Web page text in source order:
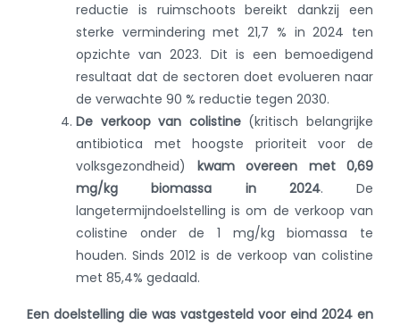
reductie is ruimschoots bereikt dankzij een
sterke vermindering met 21,7 % in 2024 ten
opzichte van 2023. Dit is een bemoedigend
resultaat dat de sectoren doet evolueren naar
de verwachte 90 % reductie tegen 2030.
De verkoop van colistine(kritisch belangrijke
antibiotica met hoogste prioriteit voor de
volksgezondheid) kwam overeen met 0,69
mg/kg biomassa in 2024. De
langetermijndoelstelling is om de verkoop van
colistine onder de 1 mg/kg biomassa te
houden. Sinds 2012 is de verkoop van colistine
met 85,4% gedaald.
Een doelstelling die was vastgesteld voor eind 2024 en